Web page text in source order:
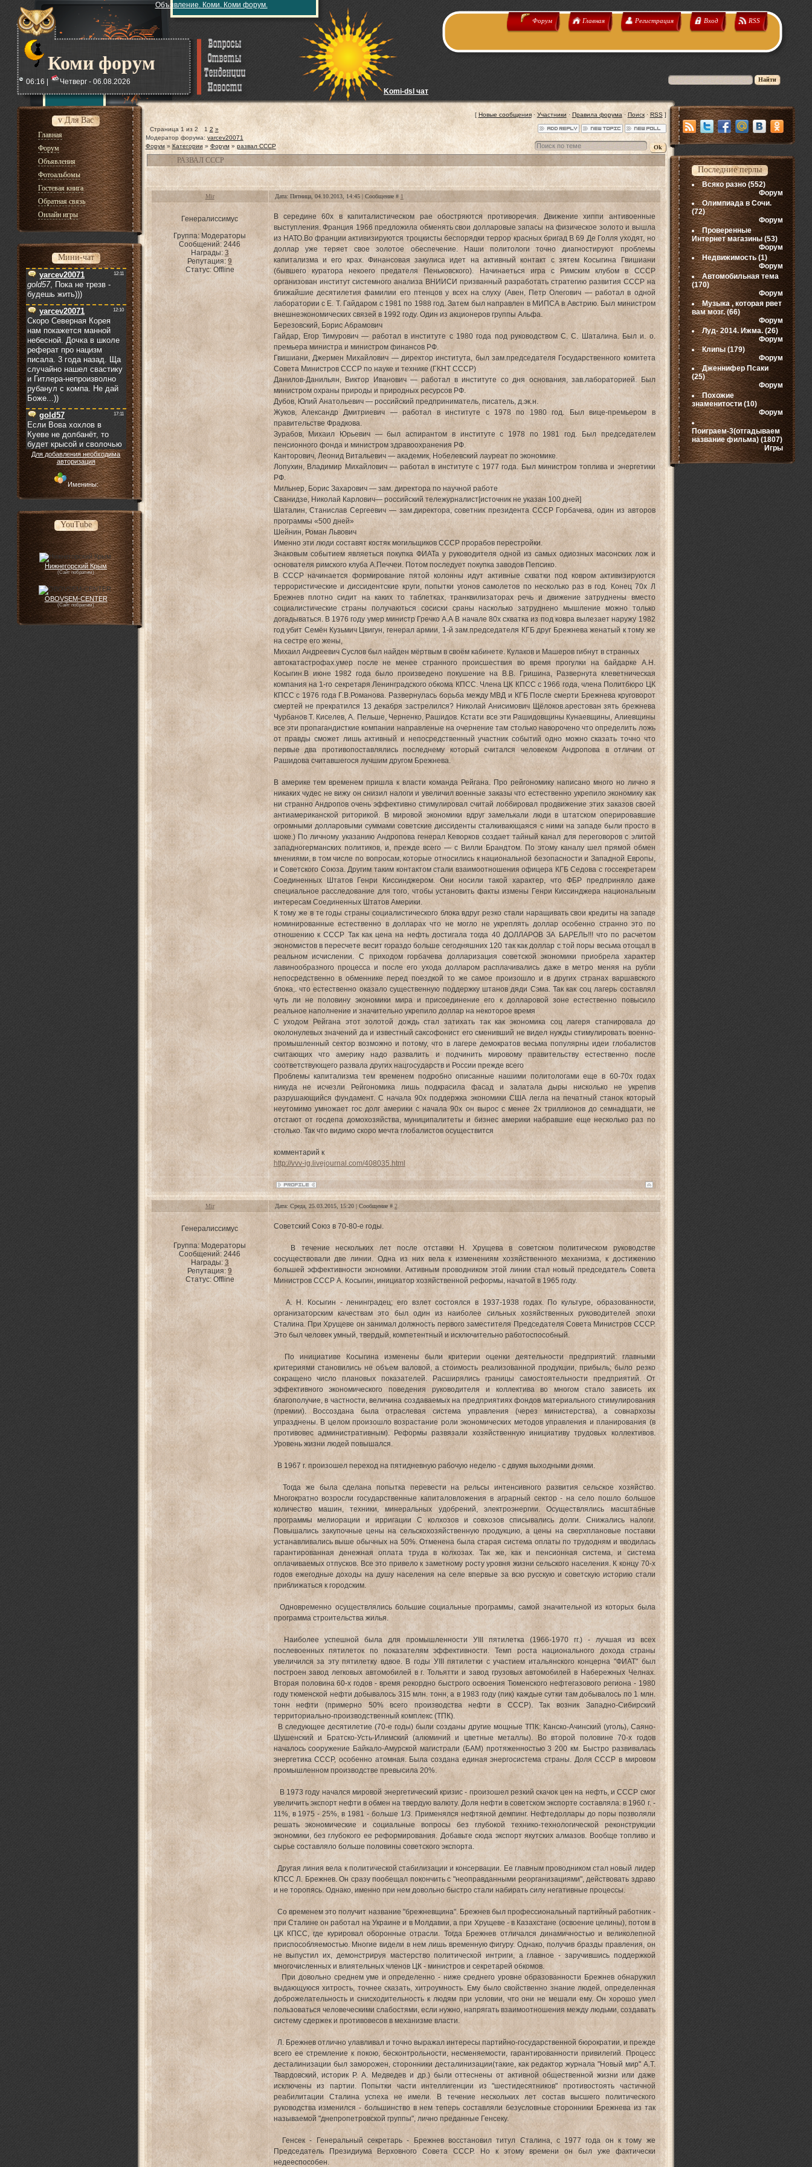
Коми форум
Объявление. Коми. Коми форум.
Форум Главная Регистрация Вход RSS
06:16 |
Четверг - 06.08.2026
Komi-dsl чат
v Для Вас
Главная
Форум
Объявления
Фотоальбомы
Гостевая книга
Обратная связь
Онлайн игры
Мини-чат
Для добавления необходима
авторизация
Именины:
YouTube
Нижнегорский Крым
(Сайт побратим)
OBOVSEM-CENTER
(Сайт побратим)
[ Новые сообщения· Участники · Правила форума · Поиск· RSS]
Страница 1 из 2 1 2 »
Модератор форума: yarcev20071
Форум » Категории » Форум » развал СССР
РАЗВАЛ СССР
Mir Дата: Пятница, 04.10.2013, 14:45 | Сообщение # 1
Генералиссимус
Группа: Модераторы
Сообщений:2446
Награды: 3
Репутация:9
Статус: Offline
В середине 60х в капиталистическом рае обостряются противоречия. Движение хиппи антивоенные
выступления. Франция 1966 предложила обменять свои долларовые запасы на физическое золото и вышла
из НАТО.Во франции активизируются троцкисты беспорядки террор красных бригад В 69 Де Голля уходят, но
доллар уже теряет свое золотое обеспечение. Наши политологи точно диагностируют проблемы
капитализма и его крах. Финансовая закулиса идет на активный контакт с зятем Косыгина Гвишиани
(бывшего куратора некоего предателя Пеньковского). Начинаеться игра с Римским клубом в СССР
организован институт системного анализа ВНИИСИ призванный разработать стратегию развития СССР на
ближайшие десятилетия фамилии его птенцов у всех на слуху (Авен, Петр Олегович — работал в одной
лаборатории с Е. Т. Гайдаром с 1981 по 1988 год. Затем был направлен в МИПСА в Австрию. Был министром
внешнеэкономических связей в 1992 году. Один из акционеров группы Альфа.
Березовский, Борис Абрамович
Гайдар, Егор Тимурович — работал в институте с 1980 года под руководством С. С. Шаталина. Был и. о.
премьера министра и министром финансов РФ.
Гвишиани, Джермен Михайлович — директор института, был зам.председателя Государственного комитета
Совета Министров СССР по науке и технике (ГКНТ СССР)
Данилов-Данильян, Виктор Иванович — работал в институте со дня основания, зав.лабораторией. Был
министром охраны природы и природных ресурсов РФ.
Дубов, Юлий Анатольевич — российский предприниматель, писатель, д.эк.н.
Жуков, Александр Дмитриевич — работал в институте с 1978 по 1980 год. Был вице-премьером в
правительстве Фрадкова.
Зурабов, Михаил Юрьевич — был аспирантом в институте с 1978 по 1981 год. Был председателем
пенсионного фонда и министром здравоохранения РФ.
Канторович, Леонид Витальевич — академик, Нобелевский лауреат по экономике.
Лопухин, Владимир Михайлович — работал в институте с 1977 года. Был министром топлива и энергетики
РФ.
Мильнер, Борис Захарович — зам. директора по научной работе
Сванидзе, Николай Карлович— российский тележурналист[источник не указан 100 дней]
Шаталин, Станислав Сергеевич — зам.директора, советник президента СССР Горбачева, один из авторов
программы «500 дней»
Шейнин, Роман Львович
Именно эти люди составят костяк могильщиков СССР прорабов перестройки.
Знаковым событием являеться покупка ФИАТа у руководителя одной из самых одиозных масонских лож и
основателя римского клуба А.Печчеи. Потом последует покупка заводов Пепсико.
В СССР начинается формирование пятой колонны идут активные схватки под ковром активизируются
террористические и диссидентские круги, попытки угонов самолетов по несколько раз в год. Конец 70х Л
Брежнев плотно сидит на каких то таблетках, транквилизаторах речь и движение затруднены вместо
социалистические страны получаються сосиски сраны насколько затруднено мышление можно только
догадываться. В 1976 году умер министр Гречко А.А В начале 80х схватка из под ковра вылезает наружу 1982
год убит Семён Кузьмич Цвигун, генерал армии, 1-й зам.председателя КГБ друг Брежнева женатый к тому же
на сестре его жены,
Михаил Андреевич Суслов был найден мёртвым в своём кабинете. Кулаков и Машеров гибнут в странных
автокатастрофах.умер после не менее странного происшествия во время прогулки на байдарке А.Н.
Косыгин.В июне 1982 года было произведено покушение на В.В. Гришина, Развернута клеветническая
компания на 1-го секретаря Ленинградского обкома КПСС. Члена ЦК КПСС с 1966 года, члена Политбюро ЦК
КПСС с 1976 года Г.В.Романова. Развернулась борьба между МВД и КГБ После смерти Брежнева круговорот
смертей не прекратился 13 декабря застрелился? Николай Анисимович Щёлоков.арестован зять брежнева
Чурбанов Т. Киселев, А. Пельше, Черненко, Рашидов. Кстати все эти Рашидовщины Кунаевщины, Алиевщины
все эти пропагандисткие компании направленые на очернение там столько наворочено что определить ложь
от правды сможет лишь активный и непосредственный участник событий одно можно сказать точно что
первые два противопоставлялись последнему который считался человеком Андропова в отличии от
Рашидова считавшегося лучшим другом Брежнева.
В америке тем временем пришла к власти команда Рейгана. Про рейгономику написано много но лично я
никаких чудес не вижу он снизил налоги и увеличил военные заказы что естественно укрепило экономику как
ни странно Андропов очень эффективно стимулировал считай лоббировал продвижение этих заказов своей
антиамериканской риторикой. В мировой экономики вдруг замелькали люди в штатском оперировавшие
огромными долларовыми суммами советские диссиденты сталкивающаяся с ними на западе были просто в
шоке.) По личному указанию Андропова генерал Кеворков создает тайный канал для переговоров с элитой
западногерманских политиков, и, прежде всего — с Вилли Брандтом. По этому каналу шел прямой обмен
мнениями, в том числе по вопросам, которые относились к национальной безопасности и Западной Европы,
и Советского Союза. Другим таким контактом стали взаимоотношения офицера КГБ Седова с госсекретарем
Соединенных Штатов Генри Киссинджером. Они носили такой характер, что ФБР предприняло даже
специальное расследование для того, чтобы установить факты измены Генри Киссинджера национальным
интересам Соединенных Штатов Америки.
К тому же в те годы страны социалистического блока вдруг резко стали наращивать свои кредиты на западе
номинированные естественно в долларах что не могло не укреплять доллар особенно странно это по
отношению к СССР Так как цена на нефть достигала тогда 40 ДОЛЛАРОВ ЗА БАРЕЛЬ!!! что по расчетом
экономистов в пересчете весит гораздо больше сегодняшних 120 так как доллар с той поры весьма отощал в
реальном исчислении. С приходом горбачева долларизация советской экономики приобрела характер
лавинообразного процесса и после его ухода долларом расплачивались даже в метро меняя на рубли
непосредственно в обменнике перед поездкой то же самое произошло и в других странах варшавского
блока,. что естественно оказало существенную поддержку штанов дяди Сэма. Так как соц лагерь составлял
чуть ли не половину экономики мира и присоединение его к долларовой зоне естественно повысило
реальное наполнение и значительно укрепило доллар на некоторое время
С уходом Рейгана этот золотой дождь стал затихать так как экономика соц лагеря стагнировала до
околонулевых значений да и известный саксофонист его сменивший не видел нужды стимулировать военно-
промышленный сектор возможно и потому, что в лагере демократов весьма популярны идеи глобалистов
считающих что америку надо развалить и подчинить мировому правительству естественно после
соответствующего развала других нацгосударств и России прежде всего
Проблемы капитализма тем временем подробно описанные нашими политологами еще в 60-70х годах
никуда не исчезли Рейгономика лишь подкрасила фасад и залатала дыры нисколько не укрепив
разрушающийся фундамент. С начала 90х поддержка экономики США легла на печатный станок который
неутомимо умножает гос долг америки с начала 90х он вырос с менее 2х триллионов до семнадцати, не
отстают от госдепа домохозяйства, муниципалитеты и бизнес америки набравшие еще несколько раз по
столько. Так что видимо скоро мечта глобалистов осуществится
комментарий к
http://vvv-ig.livejournal.com/408035.html
Mir Дата: Среда, 25.03.2015, 15:20 | Сообщение # 2
Генералиссимус
Группа: Модераторы
Сообщений:2446
Награды: 3
Репутация:9
Статус:Offline
Советский Союз в 70-80-е годы.
В течение нескольких лет после отставки Н. Хрущева в советском политическом руководстве
сосуществовали две линии. Одна из них вела к изменениям хозяйственного механизма, к достижению
большей эффективности экономики. Активным проводником этой линии стал новый председатель Совета
Министров СССР А. Косыгин, инициатор хозяйственной реформы, начатой в 1965 году.
А. Н. Косыгин - ленинградец; его взлет состоялся в 1937-1938 годах. По культуре, образованности,
организаторским качествам это был один из наиболее сильных хозяйственных руководителей эпохи
Сталина. При Хрущеве он занимал должность первого заместителя Председателя Совета Министров СССР.
Это был человек умный, твердый, компетентный и исключительно работоспособный.
По инициативе Косыгина изменены были критерии оценки деятельности предприятий: главными
критериями становились не объем валовой, а стоимость реализованной продукции, прибыль; было резко
сокращено число плановых показателей. Расширялись границы самостоятельности предприятий. От
эффективного экономического поведения руководителя и коллектива во многом стало зависеть их
благополучие, в частности, величина создаваемых на предприятиях фондов материального стимулирования
(премии). Воссоздана была отраслевая система управления (через министерства), а совнархозы
упразднены. В целом произошло возрастание роли экономических методов управления и планирования (в
противовес административным). Реформы развязали хозяйственную инициативу трудовых коллективов.
Уровень жизни людей повышался.
В 1967 г. произошел переход на пятидневную рабочую неделю - с двумя выходными днями.
Тогда же была сделана попытка перевести на рельсы интенсивного развития сельское хозяйство.
Многократно возросли государственные капиталовложения в аграрный сектор - на село пошло большое
количество машин, техники, минеральных удобрений, электроэнергии. Осуществлялись масштабные
программы мелиорации и ирригации С колхозов и совхозов списывались долги. Снижались налоги.
Повышались закупочные цены на сельскохозяйственную продукцию, а цены на сверхплановые поставки
устанавливались выше обычных на 50%. Отменена была старая система оплаты по трудодням и вводилась
гарантированная денежная оплата труда в колхозах. Так же, как и пенсионная система, и система
оплачиваемых отпусков. Все это привело к заметному росту уровня жизни сельского населения. К концу 70-х
годов ежегодные доходы на душу населения на селе впервые за всю русскую и советскую историю стали
приближаться к городским.
Одновременно осуществлялись большие социальные программы, самой значительной из которых была
программа строительства жилья.
Наиболее успешной была для промышленности УIII пятилетка (1966-1970 гг.) - лучшая из всех
послевоенных пятилеток по показателям эффективности. Темп роста национального дохода страны
увеличился за эту пятилетку вдвое. В годы УIII пятилетки с участием итальянского концерна "ФИАТ" был
построен завод легковых автомобилей в г. Тольятти и завод грузовых автомобилей в Набережных Челнах.
Вторая половина 60-х годов - время рекордно быстрого освоения Тюменского нефтегазового региона - 1980
году тюменской нефти добывалось 315 млн. тонн, а в 1983 году (пик) каждые сутки там добывалось по 1 млн.
тонн нефти (примерно 50% всего производства нефти в СССР). Так возник Западно-Сибирский
территориально-производственный комплекс (ТПК).
В следующее десятилетие (70-е годы) были созданы другие мощные ТПК: Канско-Ачинский (уголь), Саяно-
Шушенский и Братско-Усть-Илимский (алюминий и цветные металлы). Во второй половине 70-х годов
началось сооружение Байкало-Амурской магистрали (БАМ) протяженностью 3 200 км. Быстро развивалась
энергетика СССР, особенно атомная. Была создана единая энергосистема страны. Доля СССР в мировом
промышленном производстве превысила 20%.
В 1973 году начался мировой энергетический кризис - произошел резкий скачок цен на нефть, и СССР смог
увеличить экспорт нефти в обмен на твердую валюту. Доля нефти в советском экспорте составляла: в 1960 г. -
11%, в 1975 - 25%, в 1981 - больше 1/3. Применялся нефтяной демпинг. Нефтедоллары до поры позволяли
решать экономические и социальные вопросы без глубокой технико-технологической реконструкции
экономики, без глубокого ее реформирования. Добавьте сюда экспорт якутских алмазов. Вообще топливо и
сырье составляло больше половины советского экспорта.
Другая линия вела к политической стабилизации и консервации. Ее главным проводником стал новый лидер
КПСС Л. Брежнев. Он сразу пообещал покончить с "неоправданными реорганизациями", действовать здраво
и не торопясь. Однако, именно при нем довольно быстро стали набирать силу негативные процессы.
Со временем это получит название "брежневщина". Брежнев был профессиональный партийный работник -
при Сталине он работал на Украине и в Молдавии, а при Хрущеве - в Казахстане (освоение целины), потом в
ЦК КПСС, где курировал оборонные отрасли. Тогда Брежнев отличался динамичностью и великолепной
приспособляемостью. Многие видели в нем лишь временную фигуру. Однако, получив бразды правления, он
не выпустил их, демонстрируя мастерство политической интриги, а главное - заручившись поддержкой
многочисленных и влиятельных членов ЦК - министров и секретарей обкомов.
При довольно среднем уме и определенно - ниже среднего уровне образованности Брежнев обнаружил
выдающуюся хитрость, точнее сказать, хитроумность. Ему было свойственно знание людей, определенная
доброжелательность и снисходительность к людям при условии, что они не мешали ему. Он хорошо умел
пользоваться человеческими слабостями, если нужно, напрягать взаимоотношения между людьми, создавать
систему сдержек и противовесов в механизме власти.
Л. Брежнев отлично улавливал и точно выражал интересы партийно-государственной бюрократии, и прежде
всего ее стремление к покою, бесконтрольности, несменяемости, гарантированности привилегий. Процесс
десталинизации был заморожен, сторонники десталинизации(такие, как редактор журнала "Новый мир" А.Т.
Твардовский, историк Р. А. Медведев и др.) были оттеснены от активной общественной жизни или даже
исключены из партии. Попытки части интеллигенции из "шестидесятников" противостоять частичной
реабилитации Сталина успеха не имели. В течение нескольких лет состав высшего политического
руководства изменился - большинство в нем теперь составляли безусловные сторонники Брежнева из так
называемой "днепропетровской группы", лично преданные Генсеку.
Генсек - Генеральный секретарь - Брежнев восстановил титул Сталина, с 1977 года он к тому же
Председатель Президиума Верховного Совета СССР. Но к этому времени он был уже фактически
недееспособен.
Последние перлы
Всяко разно (552)
Форум
Олимпиада в Сочи.
(72)
Форум
Проверенные
Интернет магазины (53)
Форум
Недвижимость (1)
Форум
Автомобильная тема
(170)
Форум
Музыка , которая рвет
вам мозг. (66)
Форум
Луд- 2014. Ижма. (26)
Форум
Клипы (179)
Форум
Дженнифер Псаки
(25)
Форум
Похожие
знаменитости (10)
Форум
Поиграем-3(отгадываем
название фильма) (1807)
Игры